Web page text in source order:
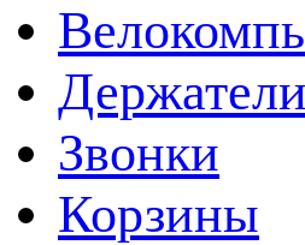
Звонки
Корзины